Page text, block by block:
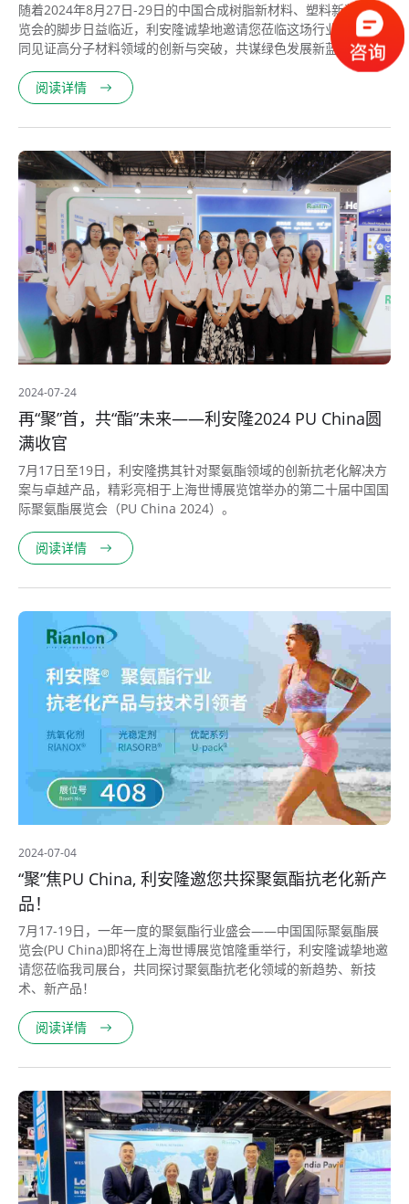
随着2024年8月27日-29日的中国合成树脂新材料、塑料新装备展
览会的脚步日益临近，利安隆诚挚地邀请您莅临这场行业盛会，共
同见证高分子材料领域的创新与突破，共谋绿色发展新蓝图！
阅读详情
再“聚”首，共“酯”未来——利安隆2024 PU China圆
满收官
2024-07-24
7月17日至19日，利安隆携其针对聚氨酯领域的创新抗老化解决方
案与卓越产品，精彩亮相于上海世博展览馆举办的第二十届中国国
际聚氨酯展览会（PU China 2024）。
阅读详情
“聚”焦PU China, 利安隆邀您共探聚氨酯抗老化新产
品！
2024-07-04
7月17-19日，一年一度的聚氨酯行业盛会——中国国际聚氨酯展
览会(PU China)即将在上海世博展览馆隆重举行，利安隆诚挚地邀
请您莅临我司展台，共同探讨聚氨酯抗老化领域的新趋势、新技
术、新产品！
阅读详情